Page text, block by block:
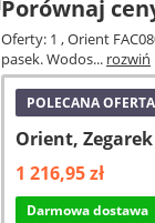
Porównaj
Oferty: 1 , Orient
pasek. Wodos... rozwiń
POLECANA OFERTA
Orient, Zegarek
1 216,95 zł
Darmowa dostawa